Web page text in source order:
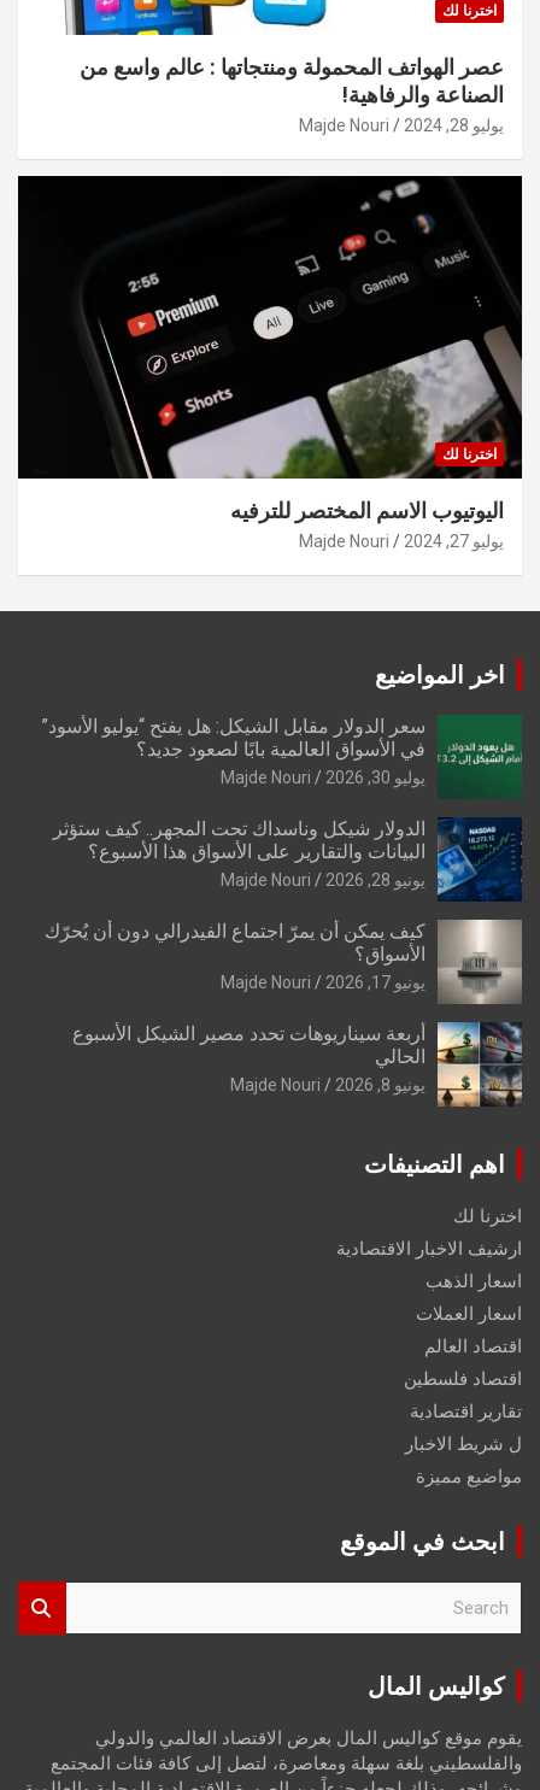
اخترنا لك
عصر الهواتف المحمولة ومنتجاتها : عالم واسع من
الصناعة والرفاهية!
يوليو 28, 2024 Majde Nouri
اخترنا لك
اليوتيوب الاسم المختصر للترفيه
يوليو 27, 2024 Majde Nouri
اخر المواضيع
سعر الدولار مقابل الشيكل: هل يفتح “يوليو الأسود”
في الأسواق العالمية بابًا لصعود جديد؟
يوليو 30, 2026 Majde Nouri
الدولار شيكل وناسداك تحت المجهر.. كيف ستؤثر
البيانات والتقارير على الأسواق هذا الأسبوع؟
يونيو 28, 2026 Majde Nouri
كيف يمكن أن يمرّ اجتماع الفيدرالي دون أن يُحرّك
الأسواق؟
يونيو 17, 2026 Majde Nouri
أربعة سيناريوهات تحدد مصير الشيكل الأسبوع
الحالي
يونيو 8, 2026 Majde Nouri
اهم التصنيفات
اخترنا لك
ارشيف الاخبار الاقتصادية
اسعار الذهب
اسعار العملات
اقتصاد العالم
اقتصاد فلسطين
تقارير اقتصادية
ل شريط الاخبار
مواضيع مميزة
ابحث في الموقع
r
كواليس المال
يقوم موقع كواليس المال بعرض الاقتصاد العالمي والدولي
والفلسطيني بلغة سهلة ومعاصرة، لتصل إلى كافة فئات المجتمع